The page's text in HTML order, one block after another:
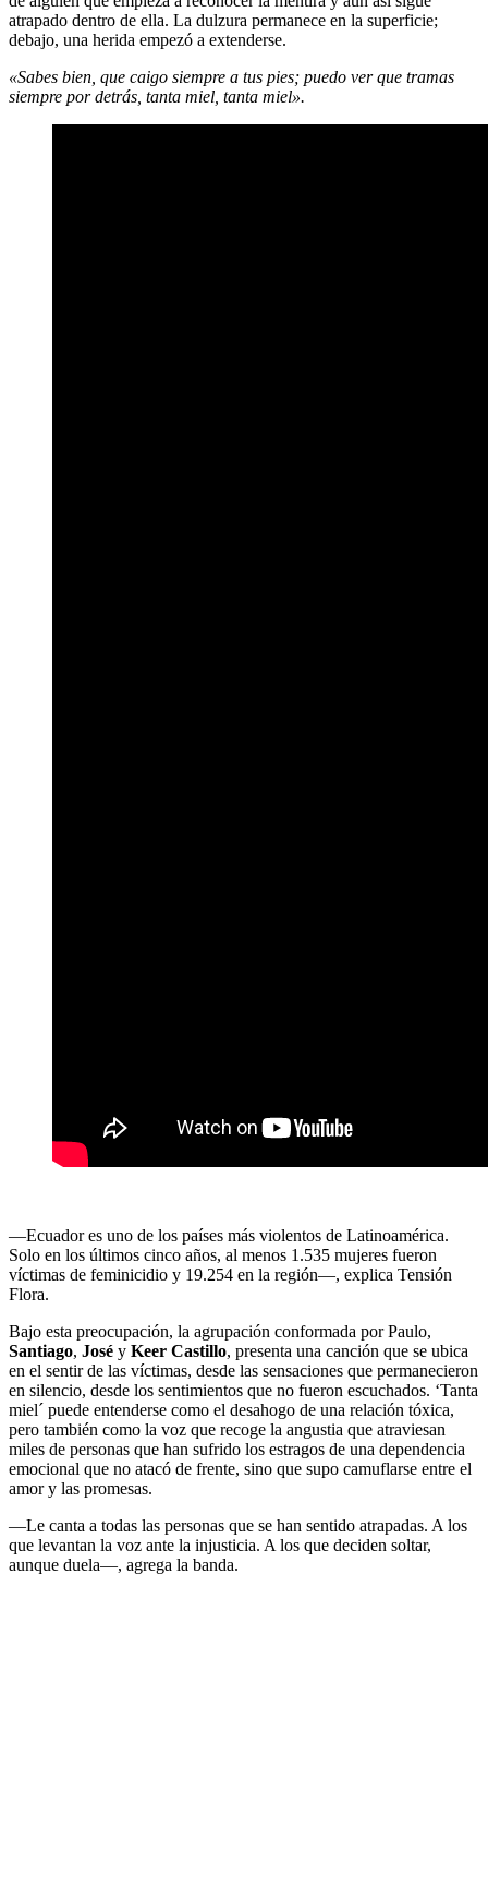
atrapado dentro de ella. La dulzura permanece en la superficie;
debajo, una herida empezó a extenderse.
«Sabes bien, que caigo siempre a tus pies; puedo ver que tramas
siempre por detrás, tanta miel, tanta miel».
—Ecuador es uno de los países más violentos de Latinoamérica.
Solo en los últimos cinco años, al menos 1.535 mujeres fueron
víctimas de feminicidio y 19.254 en la región—, explica Tensión
Flora.
Bajo esta preocupación, la agrupación conformada por Paulo,
Santiago, José y Keer Castillo, presenta una canción que se ubica
en el sentir de las víctimas, desde las sensaciones que permanecieron
en silencio, desde los sentimientos que no fueron escuchados. ‘Tanta
miel´ puede entenderse como el desahogo de una relación tóxica,
pero también como la voz que recoge la angustia que atraviesan
miles de personas que han sufrido los estragos de una dependencia
emocional que no atacó de frente, sino que supo camuflarse entre el
amor y las promesas.
—Le canta a todas las personas que se han sentido atrapadas. A los
que levantan la voz ante la injusticia. A los que deciden soltar,
aunque duela—, agrega la banda.